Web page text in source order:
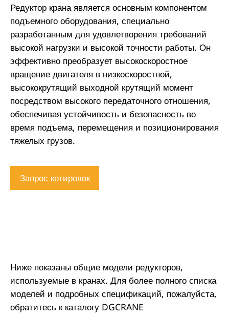
Редуктор крана является основным компонентом
подъемного оборудования, специально
разработанным для удовлетворения требований
высокой нагрузки и высокой точности работы. Он
эффективно преобразует высокоскоростное
вращение двигателя в низкоскоростной,
высококрутящий выходной крутящий момент
посредством высокого передаточного отношения,
обеспечивая устойчивость и безопасность во
время подъема, перемещения и позиционирования
тяжелых грузов.
Запрос котировок
Ниже показаны общие модели редукторов,
используемые в кранах. Для более полного списка
моделей и подробных спецификаций, пожалуйста,
обратитесь к каталогу DGCRANE